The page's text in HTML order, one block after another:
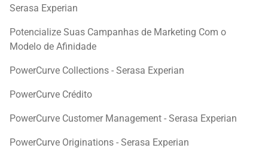
Serasa Experian
Potencialize Suas Campanhas de Marketing Com o
Modelo de Afinidade
PowerCurve Collections - Serasa Experian
PowerCurve Crédito
PowerCurve Customer Management - Serasa Experian
PowerCurve Originations - Serasa Experian